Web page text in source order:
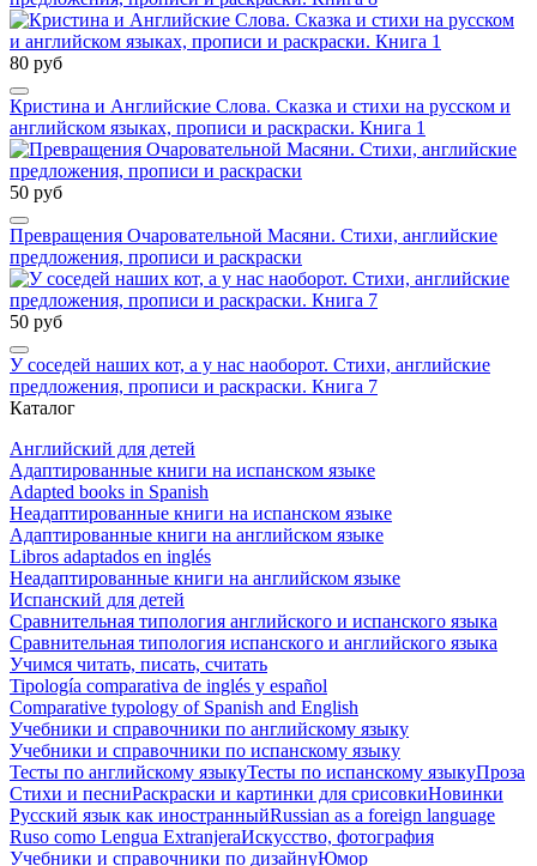
80 руб
Кристина и Английские Слова. Сказка и стихи на русском и
английском языках, прописи и раскраски. Книга 1
50 руб
Превращения Очаровательной Масяни. Стихи, английские
предложения, прописи и раскраски
50 руб
У соседей наших кот, а у нас наоборот. Стихи, английские
предложения, прописи и раскраски. Книга 7
Каталог
Английский для детей
Адаптированные книги на испанском языке
Adapted books in Spanish
Неадаптированные книги на испанском языке
Адаптированные книги на английском языке
Libros adaptados en inglés
Неадаптированные книги на английском языке
Испанский для детей
Сравнительная типология английского и испанского языка
Сравнительная типология испанского и английского языка
Учимся читать, писать, считать
Tipología comparativa de inglés y español
Comparative typology of Spanish and English
Учебники и справочники по английскому языку
Учебники и справочники по испанскому языку
Тесты по английскому языкуТесты по испанскому языкуПроза
Стихи и песниРаскраски и картинки для срисовкиНовинки
Русский язык как иностранныйRussian as a foreign language
Ruso como Lengua ExtranjeraИскусство, фотография
Учебники и справочники по дизайнуЮмор